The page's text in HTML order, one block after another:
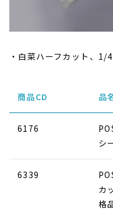
白菜ハーフカット、1/
商品CD 品
6176
シ
6339
カ
格